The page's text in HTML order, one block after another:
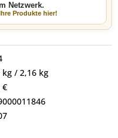
Netzwerk.
Produkte hier!
kg / 2,16 kg
€